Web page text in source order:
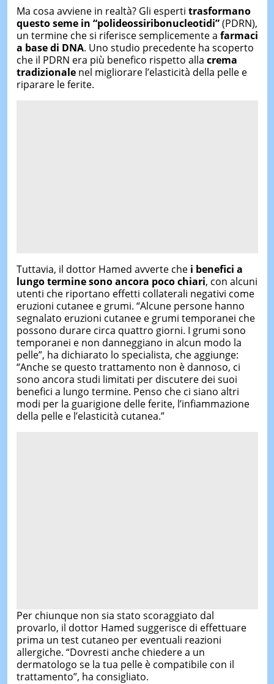
Ma cosa avviene in realtà? Gli esperti trasformano
questo seme in “polideossiribonucleotidi”(PDRN),
un termine che si riferisce semplicemente a farmaci
a base di DNA. Uno studio precedente ha scoperto
che il PDRN era più benefico rispetto alla crema
tradizionalenel migliorare l’elasticità della pelle e
riparare le ferite.
Tuttavia, il dottor Hamed avverte che i benefici a
lungo termine sono ancora poco chiari, con alcuni
utenti che riportano effetti collaterali negativi come
eruzioni cutanee e grumi. “Alcune persone hanno
segnalato eruzioni cutanee e grumi temporanei che
possono durare circa quattro giorni. I grumi sono
temporanei e non danneggiano in alcun modo la
pelle”, ha dichiarato lo specialista, che aggiunge:
“Anche se questo trattamento non è dannoso, ci
sono ancora studi limitati per discutere dei suoi
benefici a lungo termine. Penso che ci siano altri
modi per la guarigione delle ferite, l’infiammazione
della pelle e l’elasticità cutanea.”
Per chiunque non sia stato scoraggiato dal
provarlo, il dottor Hamed suggerisce di effettuare
prima un test cutaneo per eventuali reazioni
allergiche. “Dovresti anche chiedere a un
dermatologo se la tua pelle è compatibile con il
trattamento”, ha consigliato.